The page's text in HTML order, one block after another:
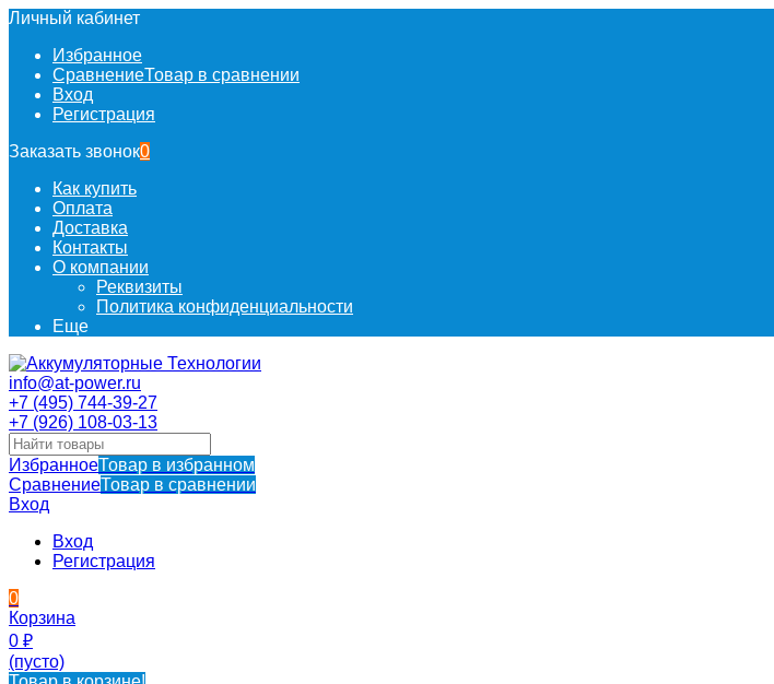
Личный кабинет
Избранное
СравнениеТовар в сравнении
Вход
Регистрация
Заказать звонок0
Как купить
Оплата
Доставка
Контакты
О компании
Реквизиты
Политика конфиденциальности
Еще
info@at-power.ru
+7 (495) 744-39-27
+7 (926) 108-03-13
ИзбранноеТовар в избранном
СравнениеТовар в сравнении
Вход
Вход
Регистрация
0
Корзина
0 ₽
(пусто)